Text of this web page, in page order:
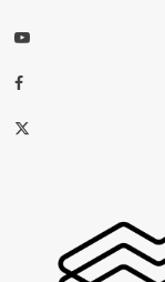
Youtube
Facebook
X